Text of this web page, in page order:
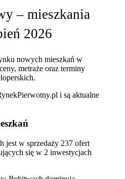
– mieszkania
2026
nowych mieszkań w
metraże oraz terminy
i są aktualne
jest w sprzedaży 237 ofert
się w 2 inwestycjach